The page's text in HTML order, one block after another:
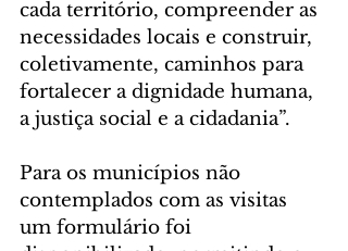
cada território, compreender as
necessidades locais e construir,
coletivamente, caminhos para
fortalecer a dignidade humana,
a justiça social e a cidadania”.
Para os municípios não
contemplados com as visitas
um formulário foi